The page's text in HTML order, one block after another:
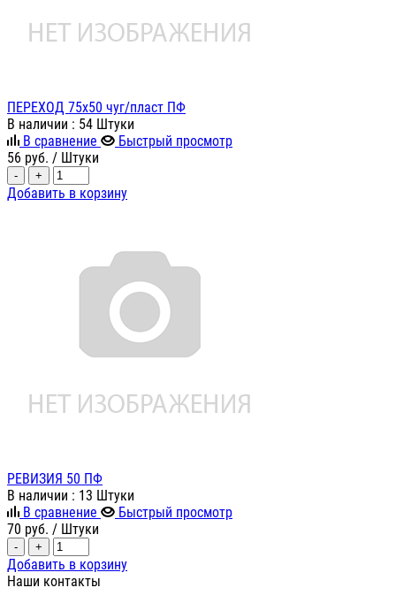
ПЕРЕХОД 75х50 чуг/пласт ПФ
В наличии : 54 Штуки
В сравнение
Быстрый просмотр
56 руб. / Штуки
- +
Добавить в корзину
РЕВИЗИЯ 50 ПФ
В наличии : 13 Штуки
В сравнение
Быстрый просмотр
70 руб. / Штуки
- +
Добавить в корзину
Наши контакты